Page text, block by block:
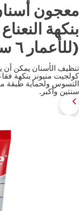
معجون
بنكهة
(للأعمار ٦ سنوات فما فوق)
تنظيف الأسنان يمكن أن
كولجيت منيونز بنكهة
التسوس ولحماية طبقة
سنتين وأكبر.